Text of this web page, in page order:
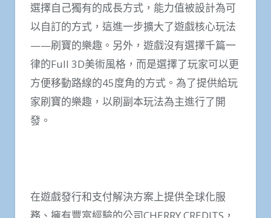
選擇自己獨有的成長方式，能力值被設計為可
以自訂的方式，這進一步擴大了遊戲核心玩法
——刷寶的樂趣。另外，遊戲沒有選擇千篇一
律的Full 3D美術風格，而是選擇了玩家可以更
方便移動路線的45度角的方式。為了提供給玩
家刷寶的樂趣，以刷副本玩法為主進行了開
發。
在遊戲發行和支付解決方案上提供全球化服
務、擁有豐富經驗的公司CHERRY CREDITS，